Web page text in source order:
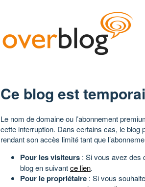
Ce blog est
Le nom de domaine ou l’abonnement
cette interruption. Dans certains cas, le blog
rendant son accès limité tant que
Pour les visiteurs : Si vous avez des
blog en suivantce lien.
Pour le propriétaire : Si vous